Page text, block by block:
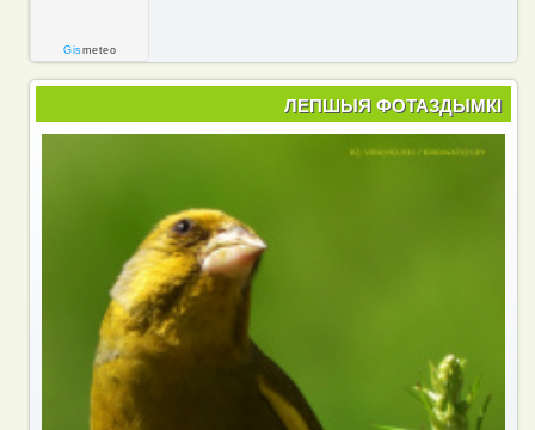
Gismeteo
ЛЕПШЫЯ ФОТАЗДЫМКІ